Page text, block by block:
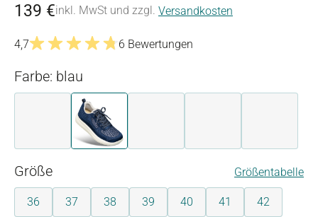
139 €inkl. MwSt und zzgl. Versandkosten
4,7
6 Bewertungen
Farbe: blau
aqua-rosa blau
Größeauswählen Größentabelle
36 37 38 39 40 41 42